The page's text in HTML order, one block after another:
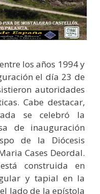
los años 1994 y
el día 23 de
autoridades
Cabe destacar,
se celebró la
de inauguración
de la Diócesis
Cases Deordal.
construida en
y tapial en la
lado de la epístola